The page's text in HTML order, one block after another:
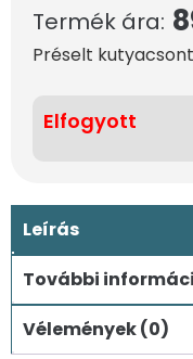
Termék ára:
Préselt
Elfogyott
Leírás
További
Vélemények (0)